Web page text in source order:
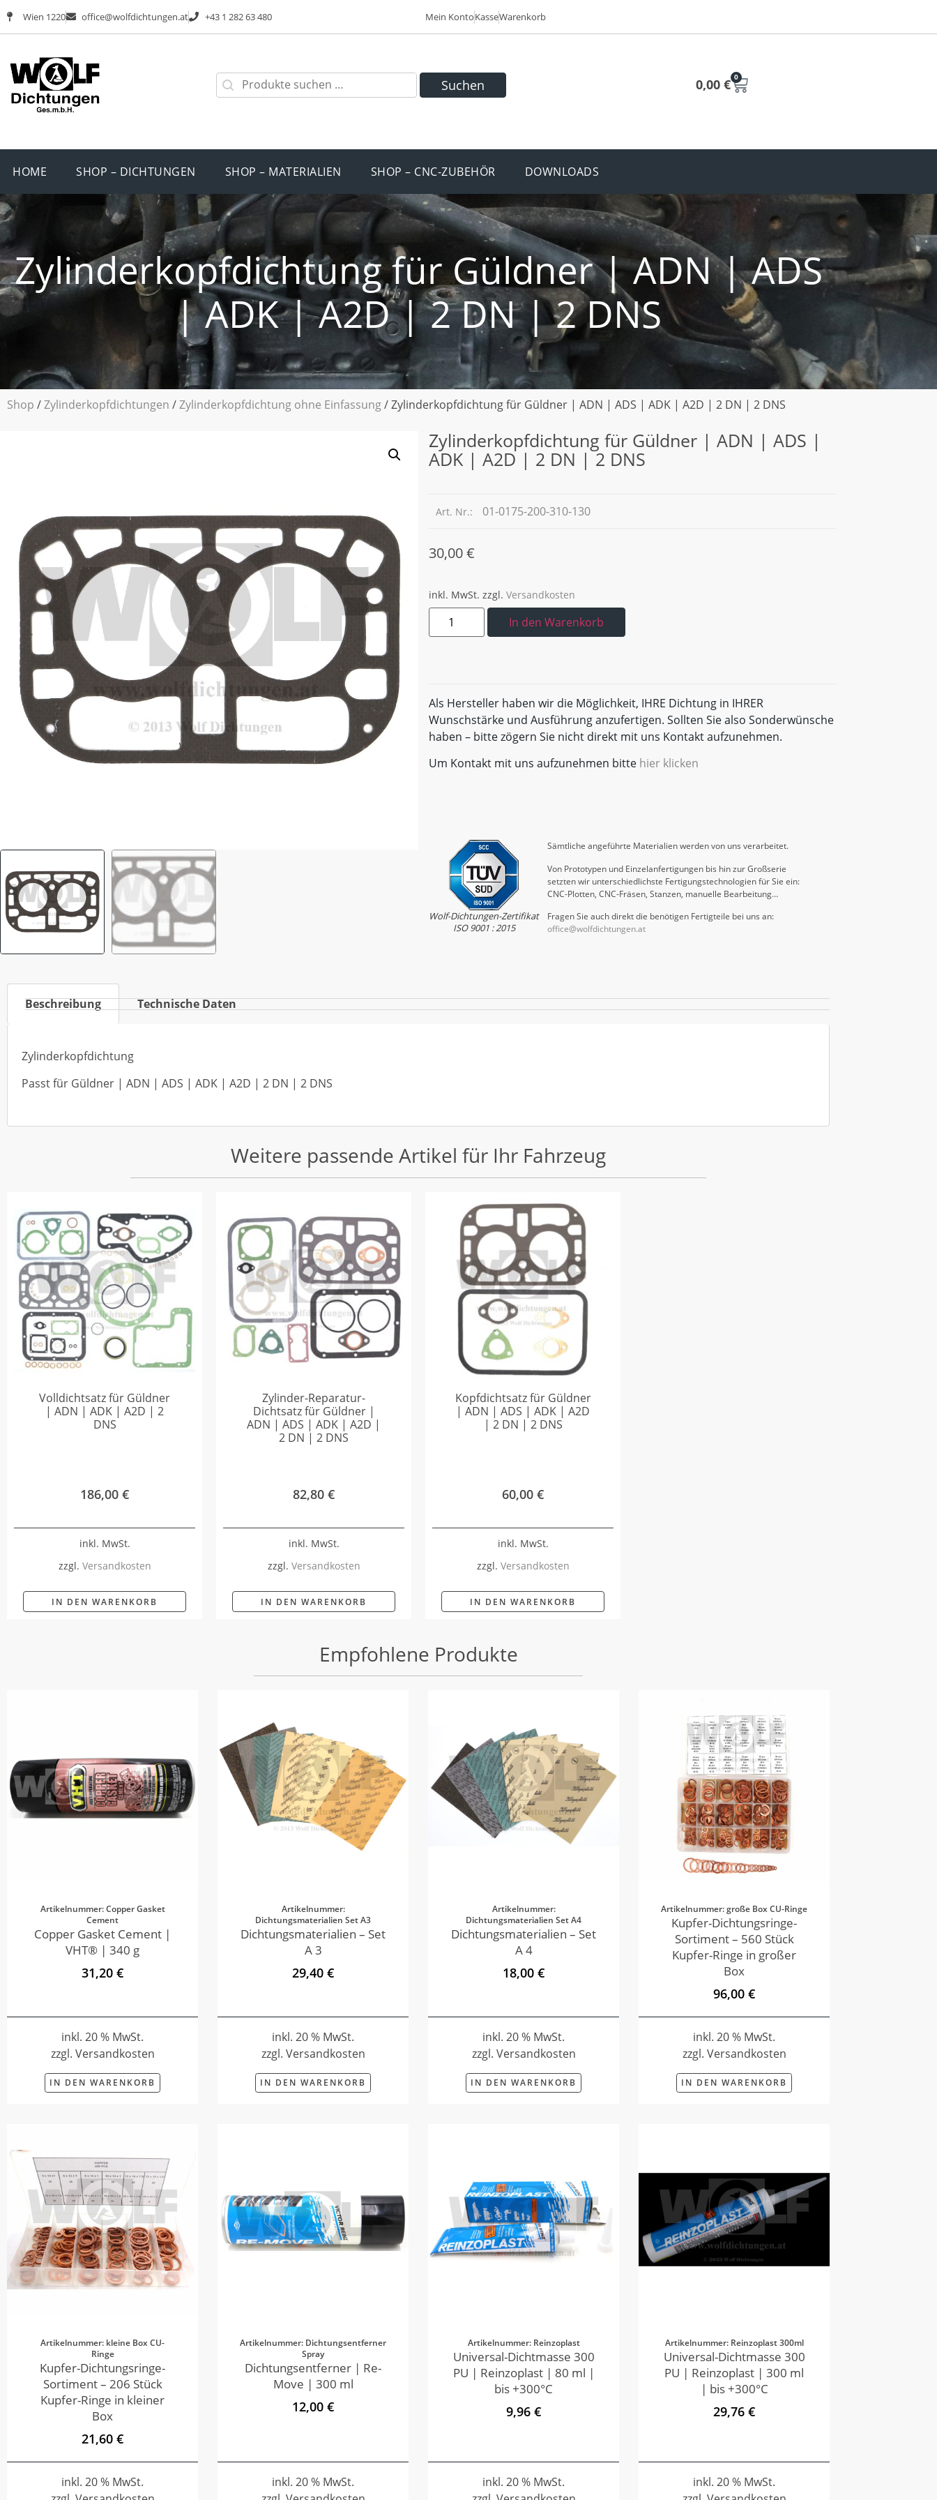
Wien 1220 office@wolfdichtungen.at +43 1 282 63 480 Mein KontoKasseWarenkorb
Suchen 0,00 € 0
HOME SHOP – DICHTUNGEN SHOP – MATERIALIEN SHOP – CNC-ZUBEHÖR DOWNLOADS
Zylinderkopfdichtung für Güldner | ADN | ADS
| ADK | A2D | 2 DN | 2 DNS
Shop /Zylinderkopfdichtungen /Zylinderkopfdichtung ohne Einfassung/ Zylinderkopfdichtung für Güldner | ADN | ADS | ADK | A2D | 2 DN | 2 DNS
Zylinderkopfdichtung für Güldner | ADN | ADS |
ADK | A2D | 2 DN | 2 DNS
Art. Nr.: 01-0175-200-310-130
30,00€
inkl. MwSt. zzgl. Versandkosten
In den Warenkorb
Als Hersteller haben wir die Möglichkeit, IHRE Dichtung in IHRER
Wunschstärke und Ausführung anzufertigen. Sollten Sie also Sonderwünsche
haben – bitte zögern Sie nicht direkt mit uns Kontakt aufzunehmen.
Um Kontakt mit uns aufzunehmen bitte hier klicken
Wolf-Dichtungen-Zertifikat
ISO 9001 : 2015
Sämtliche angeführte Materialien werden von uns verarbeitet.
Von Prototypen und Einzelanfertigungen bis hin zur Großserie
setzten wir unterschiedlichste Fertigungstechnologien für Sie ein:
CNC-Plotten, CNC-Fräsen, Stanzen, manuelle Bearbeitung…
Fragen Sie auch direkt die benötigen Fertigteile bei uns an:
office@wolfdichtungen.at
Beschreibung Technische Daten
Zylinderkopfdichtung
Passt für Güldner | ADN | ADS | ADK | A2D | 2 DN | 2 DNS
Weitere passende Artikel für Ihr Fahrzeug
Volldichtsatz für Güldner
| ADN | ADK | A2D | 2
DNS
186,00 €
inkl. MwSt.
zzgl. Versandkosten
IN DEN WARENKORB
Zylinder-Reparatur-
Dichtsatz für Güldner |
ADN | ADS | ADK | A2D |
2 DN | 2 DNS
82,80 €
inkl. MwSt.
zzgl. Versandkosten
IN DEN WARENKORB
Kopfdichtsatz für Güldner
| ADN | ADS | ADK | A2D
| 2 DN | 2 DNS
60,00 €
inkl. MwSt.
zzgl. Versandkosten
IN DEN WARENKORB
Empfohlene Produkte
Artikelnummer: Copper Gasket
Cement
Copper Gasket Cement |
VHT® | 340 g
31,20 €
inkl. 20 % MwSt.
zzgl. Versandkosten
IN DEN WARENKORB
Artikelnummer:
Dichtungsmaterialien Set A3
Dichtungsmaterialien – Set
A 3
29,40 €
inkl. 20 % MwSt.
zzgl. Versandkosten
IN DEN WARENKORB
Artikelnummer:
Dichtungsmaterialien Set A4
Dichtungsmaterialien – Set
A 4
18,00 €
inkl. 20 % MwSt.
zzgl. Versandkosten
IN DEN WARENKORB
Artikelnummer: große Box CU-Ringe
Kupfer-Dichtungsringe-
Sortiment – 560 Stück
Kupfer-Ringe in großer
Box
96,00 €
inkl. 20 % MwSt.
zzgl. Versandkosten
IN DEN WARENKORB
Artikelnummer: kleine Box CU-
Ringe
Kupfer-Dichtungsringe-
Sortiment – 206 Stück
Kupfer-Ringe in kleiner
Box
21,60 €
inkl. 20 % MwSt.
Artikelnummer: Dichtungsentferner
Spray
Dichtungsentferner | Re-
Move | 300 ml
12,00 €
inkl. 20 % MwSt.
Artikelnummer: Reinzoplast
Universal-Dichtmasse 300
PU | Reinzoplast | 80 ml |
bis +300°C
9,96 €
inkl. 20 % MwSt.
Artikelnummer: Reinzoplast 300ml
Universal-Dichtmasse 300
PU | Reinzoplast | 300 ml
| bis +300°C
29,76 €
inkl. 20 % MwSt.